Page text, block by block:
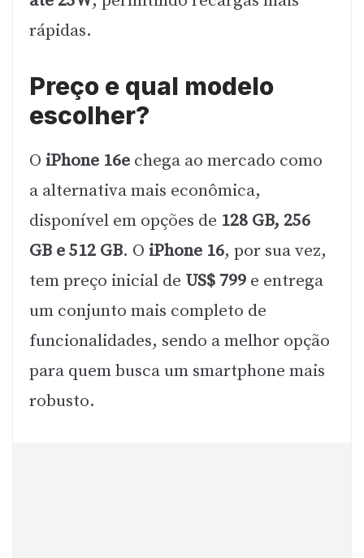
rápidas.
Preço e qual modelo
escolher?
O iPhone 16e chega ao mercado como
a alternativa mais econômica,
disponível em opções de 128 GB, 256
GB e 512 GB. O iPhone 16, por sua vez,
tem preço inicial de US$ 799 e entrega
um conjunto mais completo de
funcionalidades, sendo a melhor opção
para quem busca um smartphone mais
robusto.